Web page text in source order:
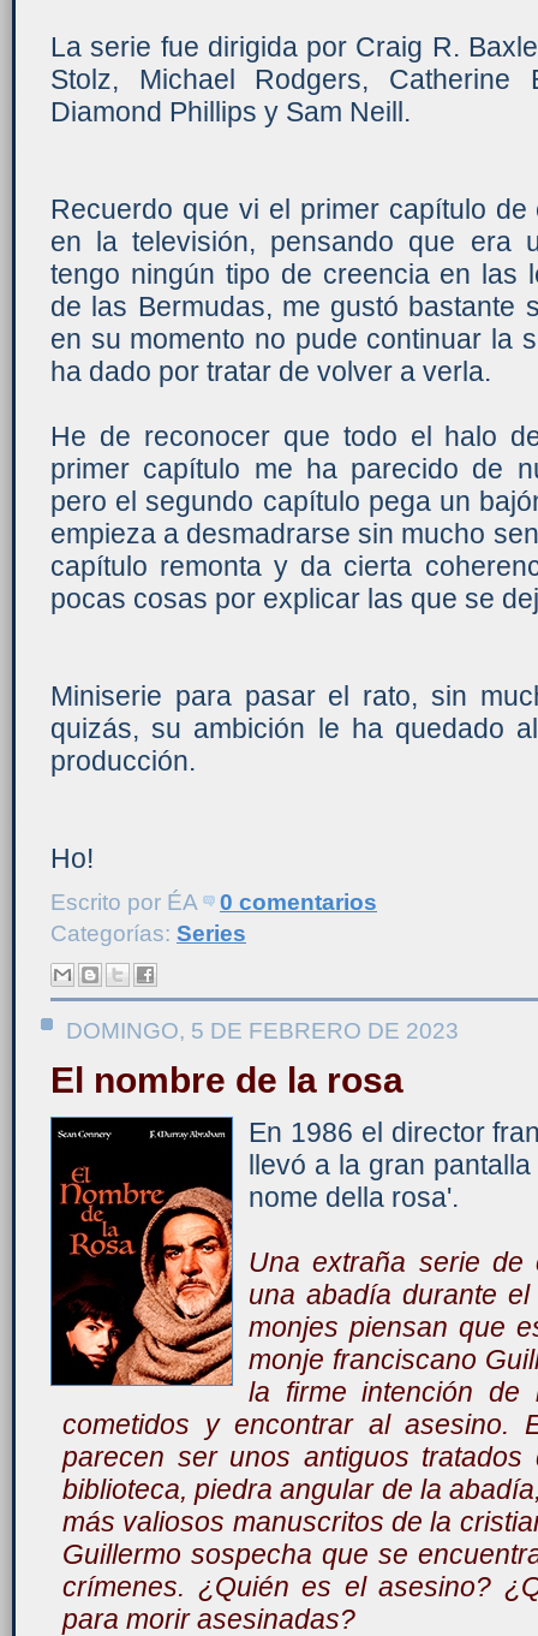
La serie fue dirigida por Craig R.
Stolz, Michael Rodgers, Catherine
Diamond Phillips y Sam Neill.
Recuerdo que vi el primer capítulo
en la televisión, pensando que era
tengo ningún tipo de creencia en las
de las Bermudas, me gustó bastante
en su momento no pude continuar la
ha dado por tratar de volver a verla.
He de reconocer que todo el halo
primer capítulo me ha parecido de
pero el segundo capítulo pega un
empieza a desmadrarse sin mucho
capítulo remonta y da cierta
pocas cosas por explicar las que se
Miniserie para pasar el rato, sin
quizás, su ambición le ha quedado
producción.
Ho!
Escrito por ÉA
0 comentarios
Categorías: Series
DOMINGO, 5 DE FEBRERO DE 2023
El nombre de la rosa
En 1986 el director
llevó a la gran
nome della rosa'.
Una extraña serie de
una abadía durante
monjes piensan que
monje franciscano
la firme intención de
cometidos y encontrar al asesino.
parecen ser unos antiguos
biblioteca, piedra angular de la
más valiosos manuscritos de la
Guillermo sospecha que se
crímenes. ¿Quién es el asesino?
para morir asesinadas?